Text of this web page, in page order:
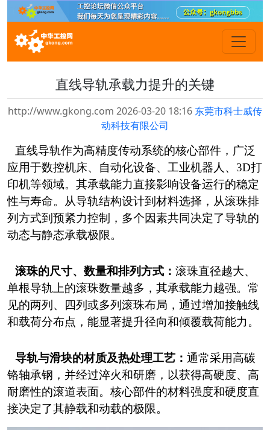
直线导轨承载力提升的关键
http://www.gkong.com 2026-03-20 18:16 东莞市科士威传
动科技有限公司
直线导轨作为高精度传动系统的核心部件 ， 广泛
应用于数控机床、自动化设备、工业机器人、 3D打
印机等领域。 其承载能力直接影响设备运行的稳定
性与寿命。从导轨结构设计到材料选择，从滚珠排
列方式到预紧力控制，多个因素共同决定了导轨的
动态与静态承载极限。
滚珠的尺寸、数量和排列方式：滚珠直径越大、
单根导轨上的滚珠数量越多，其承载能力越强。常
见的两列、四列或多列滚珠布局，通过增加接触线
和载荷分布点，能显著提升径向和倾覆载荷能力。
导轨与滑块的材质及热处理工艺：通常采用高碳
铬轴承钢，并经过淬火和研磨，以获得高硬度、高
耐磨性的滚道表面。核心部件的材料强度和硬度直
接决定了其静载和动载的极限。